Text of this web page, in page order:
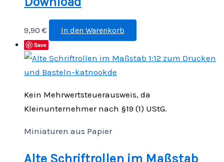
9,90 € In den Warenkorb
Save
Kein Mehrwertsteuerausweis, da
Kleinunternehmer nach §19 (1) UStG.
Miniaturen aus Papier
Alte Schriftrollen im Maßstab